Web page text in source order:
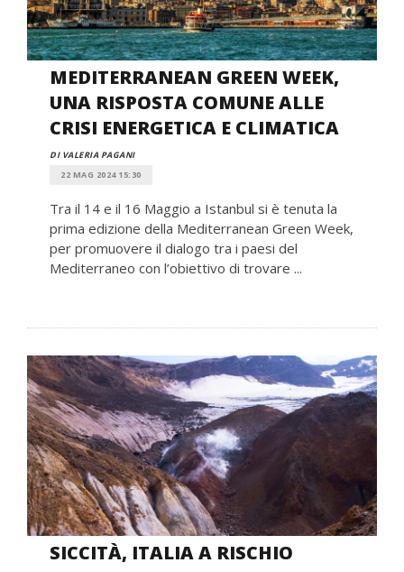
MEDITERRANEAN GREEN WEEK,
UNA RISPOSTA COMUNE ALLE
CRISI ENERGETICA E CLIMATICA
DI VALERIA PAGANI
22 MAG 2024 15:30
Tra il 14 e il 16 Maggio a Istanbul si è tenuta la
prima edizione della Mediterranean Green Week,
per promuovere il dialogo tra i paesi del
Mediterraneo con l’obiettivo di trovare ...
SICCITÀ, ITALIA A RISCHIO